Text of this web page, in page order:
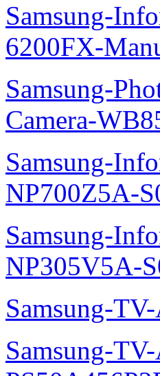
Samsung-
6200FX-
Samsung-
Camera-
Samsung-
NP700Z5A-
Samsung-
NP305V5A-
Samsung-
Samsung-